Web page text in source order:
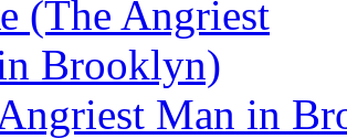
Man in